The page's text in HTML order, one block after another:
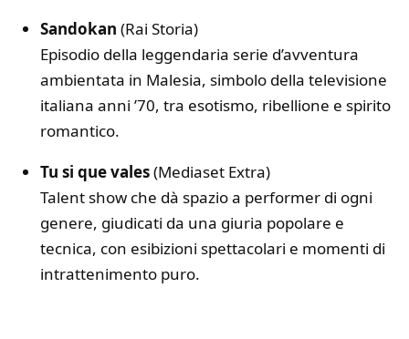
Sandokan (Rai Storia)
Episodio della leggendaria serie d’avventura
ambientata in Malesia, simbolo della televisione
italiana anni ’70, tra esotismo, ribellione e spirito
romantico.
Tu si que vales(Mediaset Extra)
Talent show che dà spazio a performer di ogni
genere, giudicati da una giuria popolare e
tecnica, con esibizioni spettacolari e momenti di
intrattenimento puro.